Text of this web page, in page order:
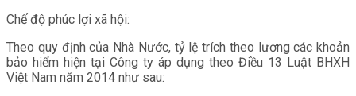
Chế độ phúc lợi xã hội:
Theo quy định của Nhà Nước, tỷ lệ trích theo lương các khoản
bảo hiểm hiện tại Công ty áp dụng theo Điều 13 Luật BHXH
Việt Nam năm 2014 như sau: